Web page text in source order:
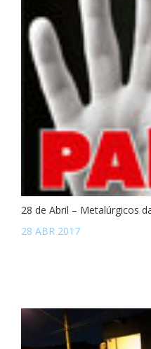
28 de Abril – Metalúrgicos
28 ABR 2017